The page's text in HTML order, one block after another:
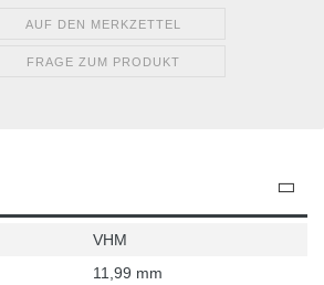
AUF DEN MERKZETTEL
FRAGE ZUM PRODUKT
VHM
11,99 mm